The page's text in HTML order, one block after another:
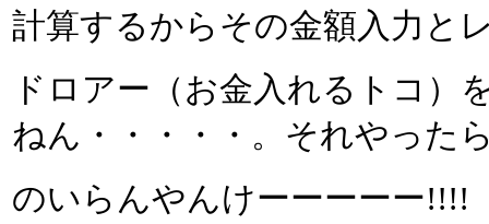
計算するからその金額入力と
ドロアー（お金入れるトコ）
ねん・・・・・。それやった
のいらんやんけーーーーー